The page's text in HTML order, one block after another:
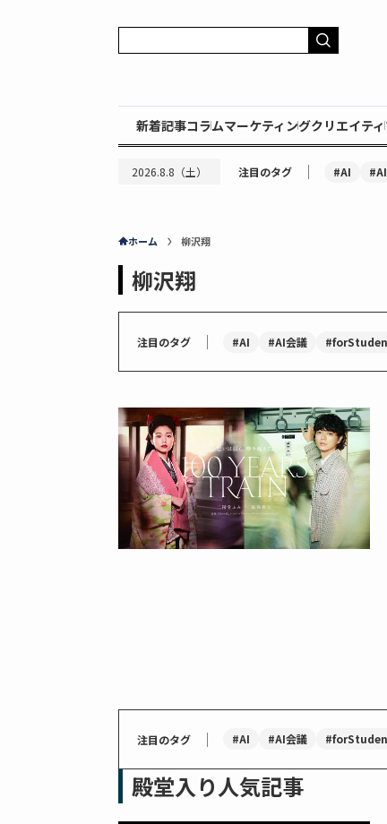
新着記事コラムマーケティングクリエイテ
2026.8.8（土） 注目のタグ ｜ #AI
ホーム 柳沢翔
柳沢翔
注目のタグ ｜ #AI #AI会議
注目のタグ ｜ #AI #AI会議
殿堂入り人気記事